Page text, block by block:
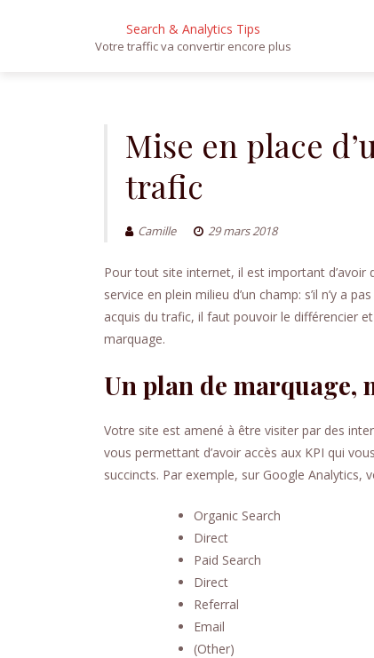
Search & Analytics Tips
Votre traffic va convertir encore plus
Mise en place
trafic
Camille 29 mars 2018
Pour tout site internet, il est important d’avoir
service en plein milieu d’un champ: s’il n’y a
acquis du trafic, il faut pouvoir le différencier
marquage.
Un plan de marquage,
Votre site est amené à être visiter par des
vous permettant d’avoir accès aux KPI qui
succincts. Par exemple, sur Google Analytics,
Organic Search
Direct
Paid Search
Direct
Referral
Email
(Other)